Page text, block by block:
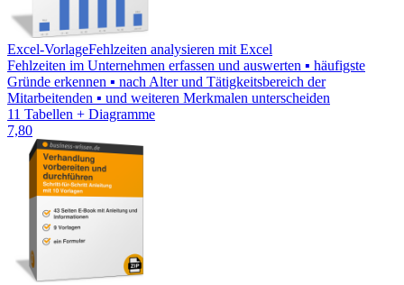
Excel-VorlageFehlzeiten analysieren mit Excel
Fehlzeiten im Unternehmen erfassen und auswerten ▪ häufigste
Gründe erkennen ▪ nach Alter und Tätigkeitsbereich der
Mitarbeitenden ▪ und weiteren Merkmalen unterscheiden
11 Tabellen + Diagramme
7,80